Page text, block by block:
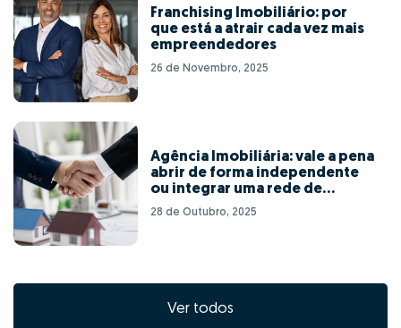
Franchising Imobiliário: por
que está a atrair cada vez mais
empreendedores
26 de Novembro, 2025
Agência Imobiliária: vale a pena
abrir de forma independente
ou integrar uma rede de
franchising?
28 de Outubro, 2025
Ver todos